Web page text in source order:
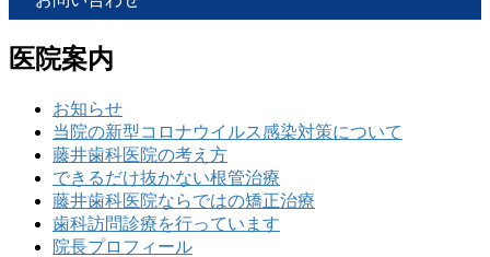
医院案内
お知らせ
当院の新型コロナウイルス感染対策について
藤井歯科医院の考え方
できるだけ抜かない根管治療
藤井歯科医院ならではの矯正治療
歯科訪問診療を行っています
院長プロフィール